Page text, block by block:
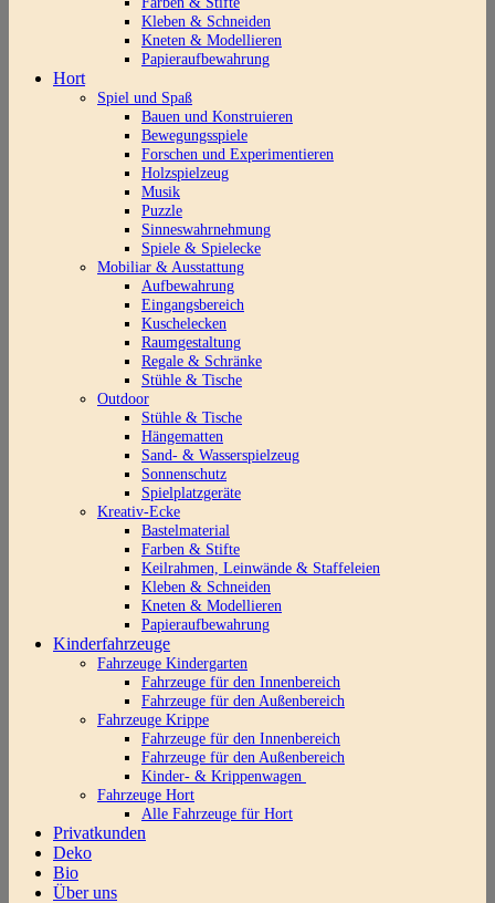
Kleben & Schneiden
Kneten & Modellieren
Papieraufbewahrung
Hort
Spiel und Spaß
Bauen und Konstruieren
Bewegungsspiele
Forschen und Experimentieren
Holzspielzeug
Musik
Puzzle
Sinneswahrnehmung
Spiele & Spielecke
Mobiliar & Ausstattung
Aufbewahrung
Eingangsbereich
Kuschelecken
Raumgestaltung
Regale & Schränke
Stühle & Tische
Outdoor
Stühle & Tische
Hängematten
Sand- & Wasserspielzeug
Sonnenschutz
Spielplatzgeräte
Kreativ-Ecke
Bastelmaterial
Farben & Stifte
Keilrahmen, Leinwände & Staffeleien
Kleben & Schneiden
Kneten & Modellieren
Papieraufbewahrung
Kinderfahrzeuge
Fahrzeuge Kindergarten
Fahrzeuge für den Innenbereich
Fahrzeuge für den Außenbereich
Fahrzeuge Krippe
Fahrzeuge für den Innenbereich
Fahrzeuge für den Außenbereich
Kinder- & Krippenwagen
Fahrzeuge Hort
Alle Fahrzeuge für Hort
Privatkunden
Deko
Bio
Über uns